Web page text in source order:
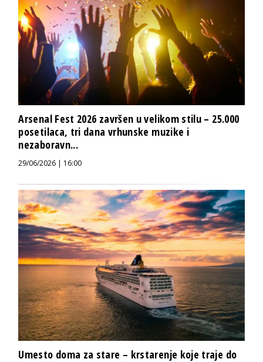
Arsenal Fest 2026 završen u velikom stilu – 25.000
posetilaca, tri dana vrhunske muzike i
nezaboravn...
29/06/2026 | 16:00
Umesto doma za stare – krstarenje koje traje do